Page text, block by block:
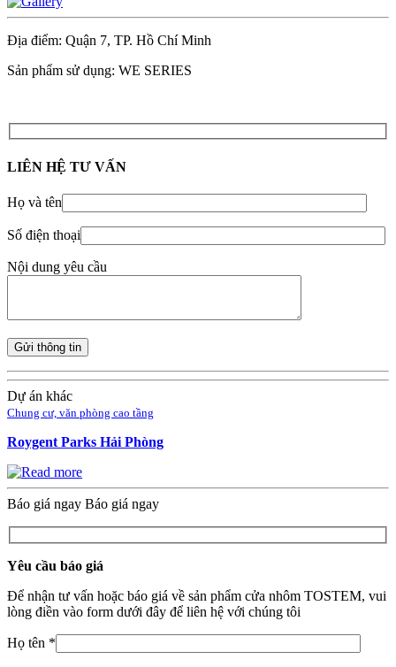
Địa điểm: Quận 7, TP. Hồ Chí Minh
Sản phẩm sử dụng: WE SERIES
LIÊN HỆ TƯ VẤN
Họ và tên
Số điện thoại
Nội dung yêu cầu
Dự án khác
Chung cư, văn phòng cao tầng
Roygent Parks Hải Phòng
Báo giá ngay Báo giá ngay
Yêu cầu báo giá
Để nhận tư vấn hoặc báo giá về sản phẩm cửa nhôm TOSTEM, vui
lòng điền vào form dưới đây để liên hệ với chúng tôi
Họ tên *